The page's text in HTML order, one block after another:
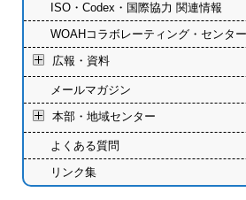
ISO・Codex・国際協力 関連情報
WOAHコラボレーティング・センター
広報・資料
メールマガジン
本部・地域センター
よくある質問
リンク集